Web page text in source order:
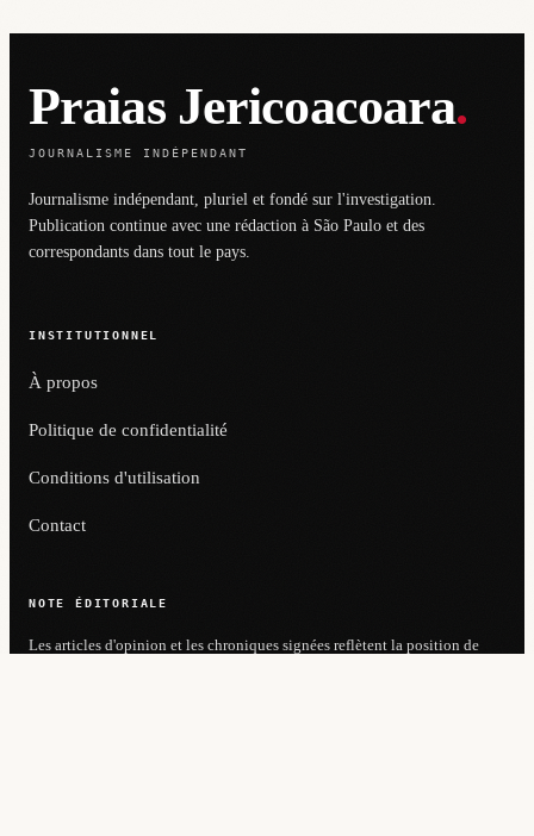
Praias Jericoacoara.
JOURNALISME INDÉPENDANT
Journalisme indépendant, pluriel et fondé sur l'investigation.
Publication continue avec une rédaction à São Paulo et des
correspondants dans tout le pays.
INSTITUTIONNEL
À propos
Politique de confidentialité
Conditions d'utilisation
Contact
NOTE ÉDITORIALE
Les articles d'opinion et les chroniques signées reflètent la position de